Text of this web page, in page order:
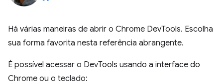
Há várias maneiras de abrir o Chrome DevTools. Escolha
sua forma favorita nesta referência abrangente.
É possível acessar o DevTools usando a interface do
Chrome ou o teclado: